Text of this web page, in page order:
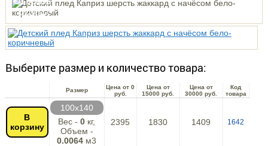
Выберите размер и количество товара:
Размер
Цена от 0
руб.
Цена от
15000 руб.
Цена от
30000 руб.
Код
товара
В
корзину
100х140
Вес -0 кг,
Объем -
0.0064 м3
2395 1830 1409 1642
Видео